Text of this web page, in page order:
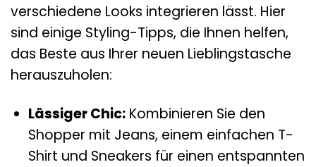
verschiedene Looks integrieren lässt. Hier
sind einige Styling-Tipps, die Ihnen helfen,
das Beste aus Ihrer neuen Lieblingstasche
herauszuholen:
Lässiger Chic:Kombinieren Sie den
Shopper mit Jeans, einem einfachen T-
Shirt und Sneakers für einen entspannten